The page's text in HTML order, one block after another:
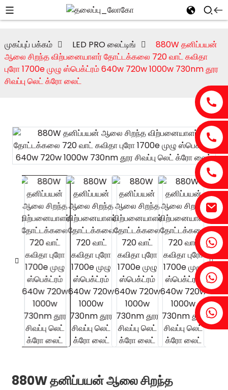
ஃபெனியா：+86 18607525299
ஐவி: +86 18607522355
டோபின்: +86 18818667168
முகப்புப் பக்கம் LED PRO லைட்டிங்
880W தனிப்பயன்
ஆலை சிறந்த விற்பனையாளர் தோட்டக்கலை 720 வாட் கவிதா
புரோ 1700e முழு ஸ்பெக்ட்ரம் 640w 720w 1000w 730nm தூர
சிவப்பு லெட் க்ரோ லைட்
880W தனிப்பயன் ஆலை சிறந்த